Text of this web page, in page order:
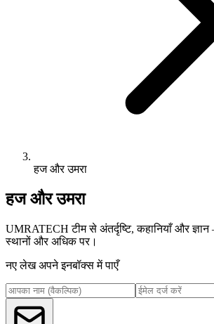
हज और उमरा
हज और उमरा
UMRATECH टीम से अंतर्दृष्टि, कहानियाँ और
स्थानों और अधिक पर।
नए लेख अपने इनबॉक्स में पाएँ